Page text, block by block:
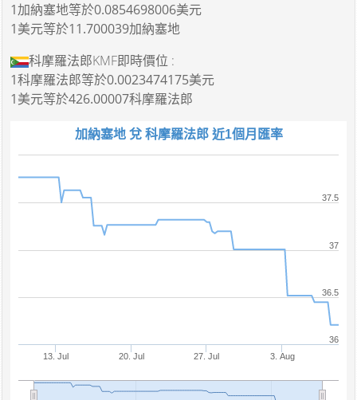
1加納塞地等於0.0854698006美元
1美元等於11.700039加納塞地
科摩羅法郎KMF即時價位 :
1科摩羅法郎等於0.0023474175美元
1美元等於426.00007科摩羅法郎
加納塞地 兌 科摩羅法郎 近1個月匯率
13. Jul 20. Jul 27. Jul 3. Aug
36
36.5
37
37.5